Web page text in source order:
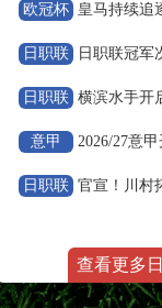
重庆铜梁龙
山东泰山
巴西甲 08-
克鲁塞罗
欧冠杯
日职联
日职联
意甲
日职联
查看更多